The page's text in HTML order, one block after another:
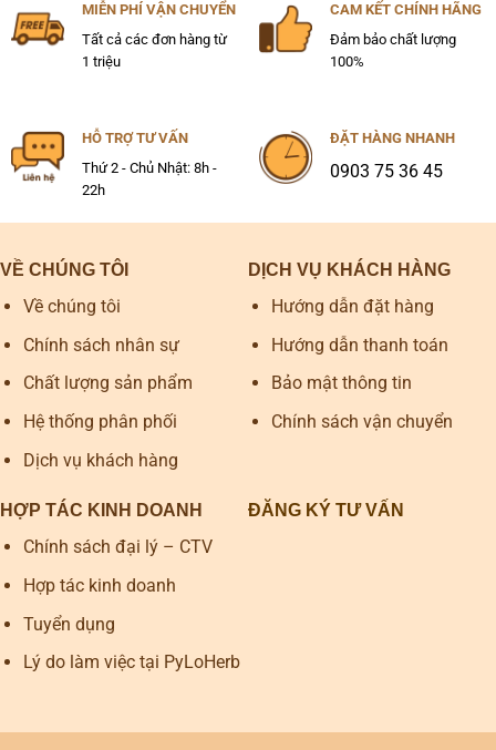
MIỄN PHÍ VẬN CHUYỂN
Tất cả các đơn hàng từ
1 triệu
CAM KẾT CHÍNH HÃNG
Đảm bảo chất lượng
100%
HỖ TRỢ TƯ VẤN
Thứ 2 - Chủ Nhật: 8h -
22h
ĐẶT HÀNG NHANH
0903 75 36 45
VỀ CHÚNG TÔI
Về chúng tôi
Chính sách nhân sự
Chất lượng sản phẩm
Hệ thống phân phối
Dịch vụ khách hàng
DỊCH VỤ KHÁCH HÀNG
Hướng dẫn đặt hàng
Hướng dẫn thanh toán
Bảo mật thông tin
Chính sách vận chuyển
HỢP TÁC KINH DOANH
Chính sách đại lý – CTV
Hợp tác kinh doanh
Tuyển dụng
Lý do làm việc tại PyLoHerb
ĐĂNG KÝ TƯ VẤN